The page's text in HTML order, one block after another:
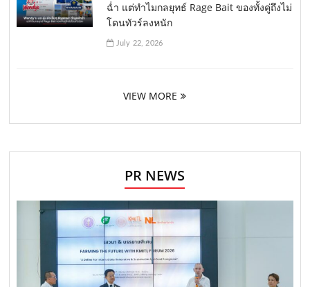
ฉ่ำ แต่ทำไมกลยุทธ์ Rage Bait ของทั้งคู่ถึงไม่
โดนทัวร์ลงหนัก
July 22, 2026
VIEW MORE
PR NEWS